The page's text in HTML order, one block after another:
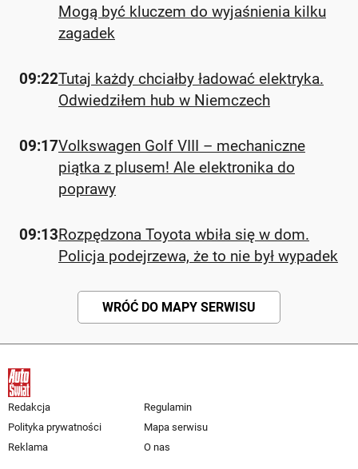
Mogą być kluczem do wyjaśnienia kilku
zagadek
09:22Tutaj każdy chciałby ładować elektryka.
Odwiedziłem hub w Niemczech
09:17Volkswagen Golf VIII – mechaniczne
piątka z plusem! Ale elektronika do
poprawy
09:13Rozpędzona Toyota wbiła się w dom.
Policja podejrzewa, że to nie był wypadek
WRÓĆ DO MAPY SERWISU
Redakcja
Regulamin
Polityka prywatności
Mapa serwisu
Reklama
O nas